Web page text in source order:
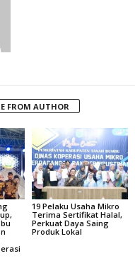
FROM AUTHOR
19 Pelaku Usaha Mikro
Terima Sertifikat Halal,
Perkuat Daya Saing
Produk Lokal